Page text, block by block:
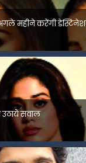
महीने करेंगी
उठाये सवाल